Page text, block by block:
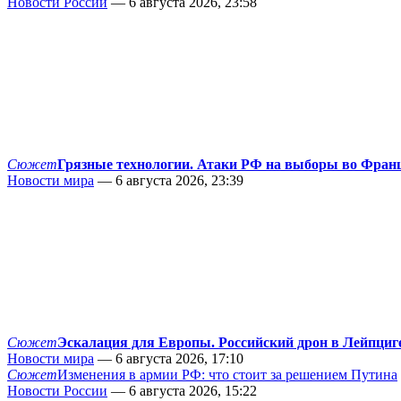
СюжетГрязные технологии. Атаки РФ на выборы во
Новости мира — 6 августа 2026, 23:39
СюжетЭскалация для Европы. Российский дрон в
Новости мира — 6 августа 2026, 17:10
СюжетИзменения в армии РФ: что стоит за решением Путина
Новости России — 6 августа 2026, 15:22